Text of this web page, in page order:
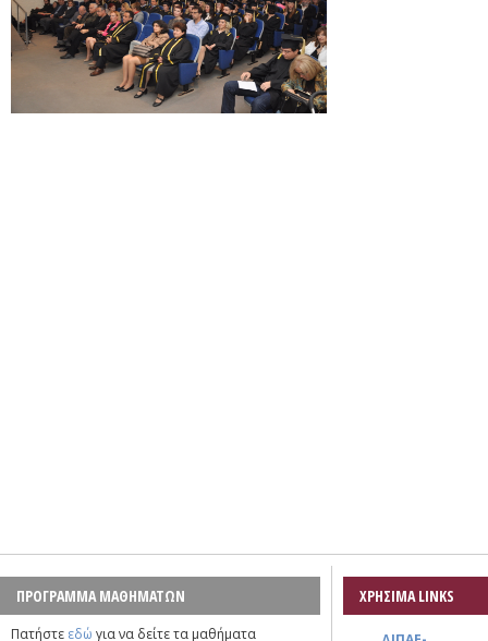
ΠΡΟΓΡΑΜΜΑ ΜΑΘΗΜΑΤΩΝ
Πατήστε εδώ για να δείτε τα μαθήματα
ΧΡΗΣΙΜΑ LINKS